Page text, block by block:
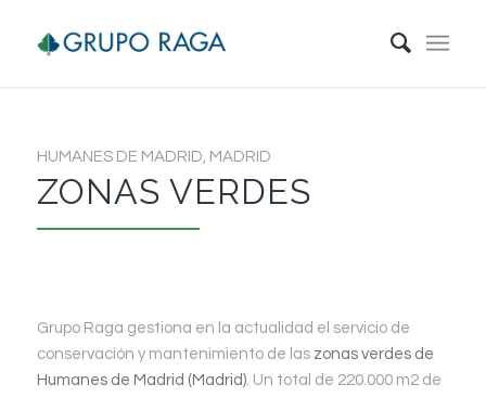
HUMANES DE MADRID, MADRID
ZONAS VERDES
Grupo Raga gestiona en la actualidad el servicio de
conservación y mantenimiento de las zonas verdes de
Humanes de Madrid (Madrid). Un total de 220.000 m2 de